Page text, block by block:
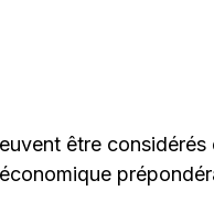
être considérés